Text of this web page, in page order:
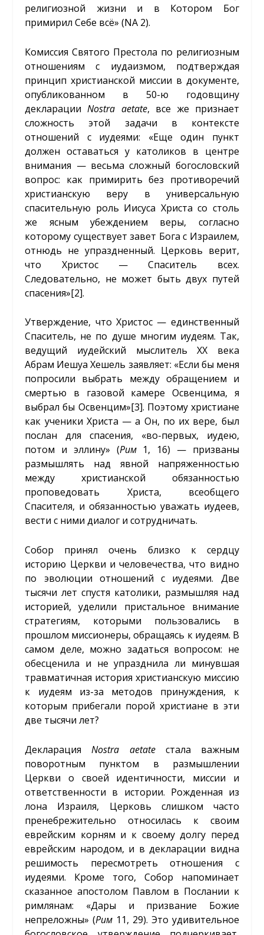
религиозной жизни и в Котором Бог
примирил Себе всё» (NA 2).
Комиссия Святого Престола по религиозным
отношениям с иудаизмом, подтверждая
принцип христианской миссии в документе,
опубликованном в 50-ю годовщину
декларацииNostra aetate, все же признает
сложность этой задачи в контексте
отношений с иудеями: «Еще один пункт
должен оставаться у католиков в центре
внимания — весьма сложный богословский
вопрос: как примирить без противоречий
христианскую веру в универсальную
спасительную роль Иисуса Христа со столь
же ясным убеждением веры, согласно
которому существует завет Бога с Израилем,
отнюдь не упраздненный. Церковь верит,
что Христос — Спаситель всех.
Следовательно, не может быть двух путей
спасения»[2].
Утверждение, что Христос — единственный
Спаситель, не по душе многим иудеям. Так,
ведущий иудейский мыслитель XX века
Абрам Иешуа Хешель заявляет: «Если бы меня
попросили выбрать между обращением и
смертью в газовой камере Освенцима, я
выбрал бы Освенцим»[3]. Поэтому христиане
как ученики Христа — а Он, по их вере, был
послан для спасения, «во-первых, иудею,
потом и эллину» (Рим1, 16) — призваны
размышлять над явной напряженностью
между христианской обязанностью
проповедовать Христа, всеобщего
Спасителя, и обязанностью уважать иудеев,
вести с ними диалог и сотрудничать.
Собор принял очень близко к сердцу
историю Церкви и человечества, что видно
по эволюции отношений с иудеями. Две
тысячи лет спустя католики, размышляя над
историей, уделили пристальное внимание
стратегиям, которыми пользовались в
прошлом миссионеры, обращаясь к иудеям. В
самом деле, можно задаться вопросом: не
обесценила и не упразднила ли минувшая
травматичная история христианскую миссию
к иудеям из-за методов принуждения, к
которым прибегали порой христиане в эти
две тысячи лет?
ДекларацияNostra aetateстала важным
поворотным пунктом в размышлении
Церкви о своей идентичности, миссии и
ответственности в истории. Рожденная из
лона Израиля, Церковь слишком часто
пренебрежительно относилась к своим
еврейским корням и к своему долгу перед
еврейским народом, и в декларации видна
решимость пересмотреть отношения с
иудеями. Кроме того, Собор напоминает
сказанное апостолом Павлом в Послании к
римлянам: «Дары и призвание Божие
непреложны» (Рим 11, 29). Это удивительное